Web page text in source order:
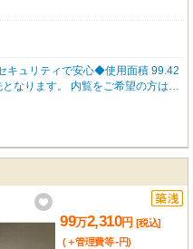
キュリティで安心◆使用面積 99.42
をご希望の方はお
ご紹介出来ます！！何でもご相
99万2,310円 [税込]
(＋管理費等-円)